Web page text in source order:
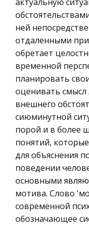
География,
Литература,
Техника
Бухгалтерский
Налоговое
Физика
Теория
Философия
России
спокойной
УГТУ (РЭНГМ,
Нефтегазовая
приуроченная к
геоструктурных
общностью
включающая в
Понимание
Революция в
мира . . . . . . . . . . . .
современные
представления о
ней
отдаленными
обретает
временной
планировать
оценивать смысл
внешнего
сиюминутной
порой и в более
понятий,
для объяснения
поведении
основными
мотива. Слово
современной
обозначающее